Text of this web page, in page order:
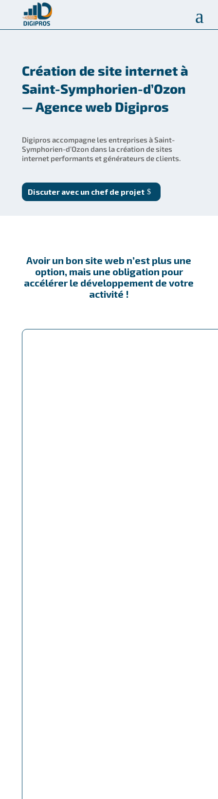
a
Création de site internet à
Saint-Symphorien-d’Ozon
— Agence web Digipros
Digipros accompagne les entreprises à Saint-
Symphorien-d’Ozon dans la création de sites
internet performants et générateurs de clients.
Discuter avec un chef de projet
Avoir un bon site web n’est plus une
option, mais une obligation pour
accélérer le développement de votre
activité !